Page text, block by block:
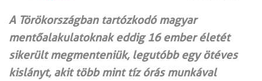
A Törökországban tartózkodó magyar
mentőalakulatoknak eddig 16 ember életét
sikerült megmenteniük, legutóbb egy ötéves
kislányt, akit több mint tíz órás munkával